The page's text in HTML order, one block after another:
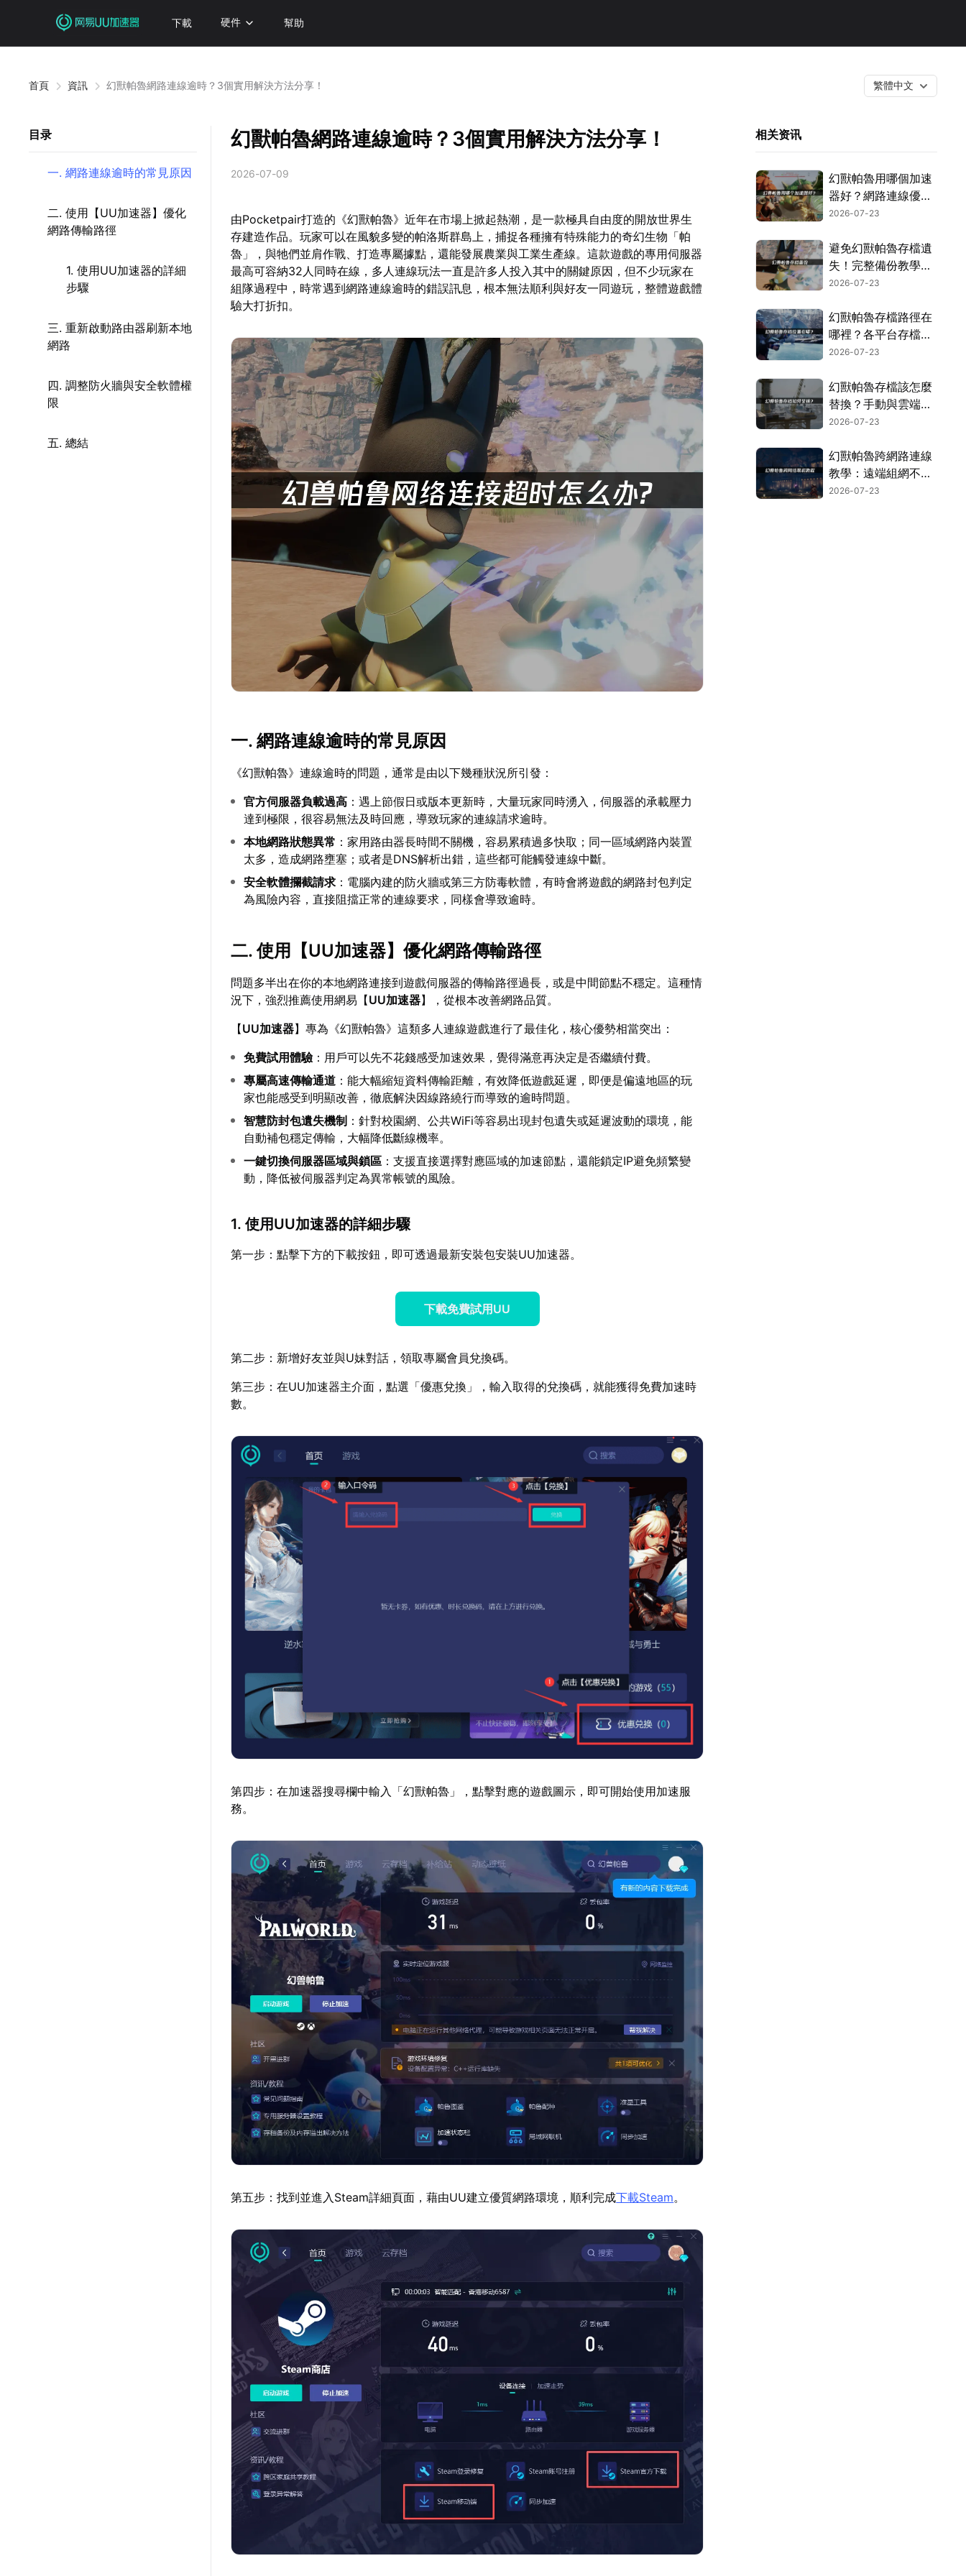
下載 硬件 幫助
首頁 資訊 幻獸帕魯網路連線逾時？3個實用解決方法分享！ 繁體中文
目录
一. 網路連線逾時的常見原因
二. 使用【UU加速器】優化
網路傳輸路徑
1. 使用UU加速器的詳細
步驟
三. 重新啟動路由器刷新本地
網路
四. 調整防火牆與安全軟體權
限
五. 總結
幻獸帕魯網路連線逾時？3個實用解決方法分享！
2026-07-09
由Pocketpair打造的《幻獸帕魯》近年在市場上掀起熱潮，是一款極具自由度的開放世界生
存建造作品。玩家可以在風貌多變的帕洛斯群島上，捕捉各種擁有特殊能力的奇幻生物「帕
魯」，與牠們並肩作戰、打造專屬據點，還能發展農業與工業生產線。這款遊戲的專用伺服器
最高可容納32人同時在線，多人連線玩法一直是許多人投入其中的關鍵原因，但不少玩家在
組隊過程中，時常遇到網路連線逾時的錯誤訊息，根本無法順利與好友一同遊玩，整體遊戲體
驗大打折扣。
一. 網路連線逾時的常見原因
《幻獸帕魯》連線逾時的問題，通常是由以下幾種狀況所引發：
官方伺服器負載過高 ：遇上節假日或版本更新時，大量玩家同時湧入，伺服器的承載壓力
達到極限，很容易無法及時回應，導致玩家的連線請求逾時。
本地網路狀態異常 ：家用路由器長時間不關機，容易累積過多快取；同一區域網路內裝置
太多，造成網路壅塞；或者是DNS解析出錯，這些都可能觸發連線中斷。
安全軟體攔截請求 ：電腦內建的防火牆或第三方防毒軟體，有時會將遊戲的網路封包判定
為風險內容，直接阻擋正常的連線要求，同樣會導致逾時。
二. 使用【UU加速器】優化網路傳輸路徑
問題多半出在你的本地網路連接到遊戲伺服器的傳輸路徑過長，或是中間節點不穩定。這種情
況下，強烈推薦使用網易【UU加速器】，從根本改善網路品質。
【UU加速器】專為《幻獸帕魯》這類多人連線遊戲進行了最佳化，核心優勢相當突出：
免費試用體驗：用戶可以先不花錢感受加速效果，覺得滿意再決定是否繼續付費。
專屬高速傳輸通道 ：能大幅縮短資料傳輸距離，有效降低遊戲延遲，即便是偏遠地區的玩
家也能感受到明顯改善，徹底解決因線路繞行而導致的逾時問題。
智慧防封包遺失機制 ：針對校園網、公共WiFi等容易出現封包遺失或延遲波動的環境，能
自動補包穩定傳輸，大幅降低斷線機率。
一鍵切換伺服器區域與鎖區 ：支援直接選擇對應區域的加速節點，還能鎖定IP避免頻繁變
動，降低被伺服器判定為異常帳號的風險。
1. 使用UU加速器的詳細步驟
第一步：點擊下方的下載按鈕，即可透過最新安裝包安裝UU加速器。
下載免費試用UU
第二步：新增好友並與U妹對話，領取專屬會員兌換碼。
第三步：在UU加速器主介面，點選「優惠兌換」，輸入取得的兌換碼，就能獲得免費加速時
數。
第四步：在加速器搜尋欄中輸入「幻獸帕魯」，點擊對應的遊戲圖示，即可開始使用加速服
務。
第五步：找到並進入Steam詳細頁面，藉由UU建立優質網路環境，順利完成下載Steam。
相关资讯
幻獸帕魯用哪個加速
器好？網路連線優化
這樣搞定！
2026-07-23
避免幻獸帕魯存檔遺
失！完整備份教學指
南！
2026-07-23
幻獸帕魯存檔路徑在
哪裡？各平台存檔位
置搜尋指南！
2026-07-23
幻獸帕魯存檔該怎麼
替換？手動與雲端存
檔兩種方案！
2026-07-23
幻獸帕魯跨網路連線
教學：遠端組網不再
卡頓的實用指南！
2026-07-23